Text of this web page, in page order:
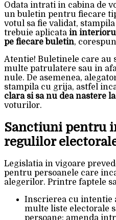
Odata intrati in cabina de
un buletin pentru fiecare
votul sa fie validat,
trebuie aplicata in
pe fiecare buletin,
Atentie! Buletinele care au
multe patrulatere sau in
nule. De asemenea,
stampila cu grija, astfel
clara si sa nu dea nastere
voturilor.
Sanctiuni pentru
regulilor
Legislatia in vigoare
pentru persoanele care
alegerilor. Printre faptele
Inscrierea cu intentie
multe liste electorale
persoane: amenda